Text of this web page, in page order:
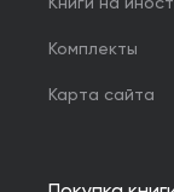
Книги на
Комплекты
Карта сайта